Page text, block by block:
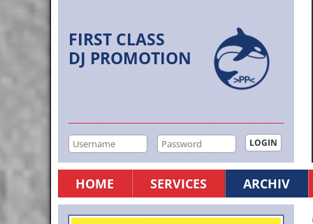
FIRST CLASS
DJ PROMOTION
HOME SERVICES ARCHIV